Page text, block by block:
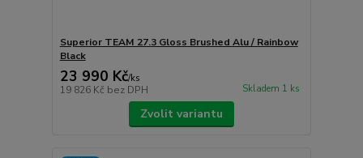
Superior TEAM 27.3 Gloss Brushed Alu / Rainbow
Black
23 990 Kč/ks
19 826 Kč bez DPH Skladem 1 ks
Zvolit variantu